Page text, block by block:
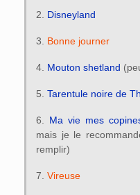
2. Disneyland
3. Bonne journer
4. Mouton shetland
5. Tarentule noire de
6. Ma vie mes
mais je le
remplir)
7. Vireuse